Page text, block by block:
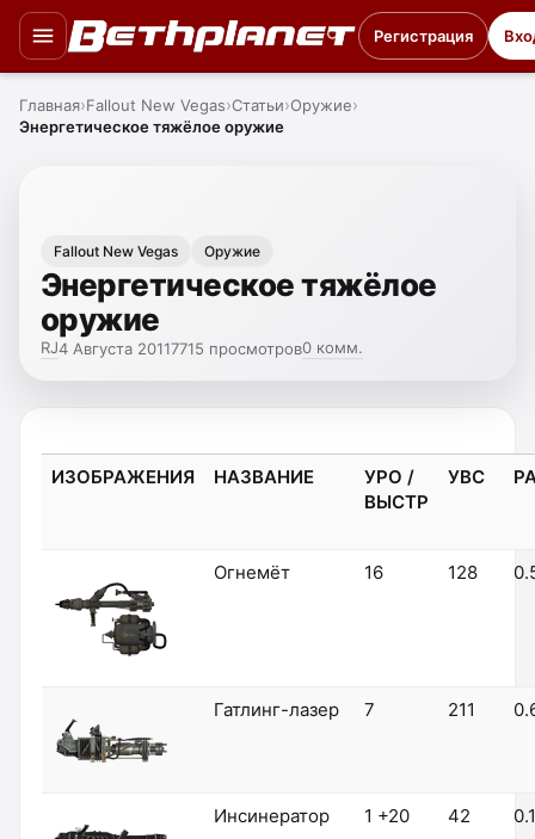
Регистрация
Главная Fallout New Vegas Статьи Оружие
Энергетическое тяжёлое оружие
Fallout New Vegas Оружие
Энергетическое тяжёлое
оружие
RJ4 Августа 20117715 просмотров0 комм.
ИЗОБРАЖЕНИЯ НАЗВАНИЕ
УРО /
ВЫСТР
УВС
Огнемёт 16 128
Гатлинг-лазер 7 211
Инсинератор 1 +20 42 0.1